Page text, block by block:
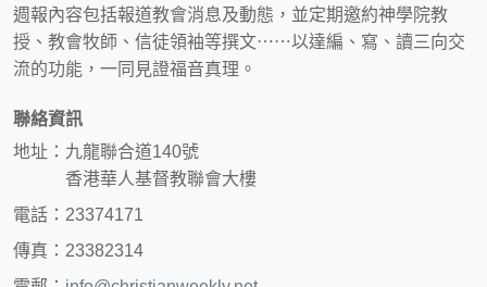
週報內容包括報道教會消息及動態，並定期邀約神學院教
授、教會牧師、信徒領袖等撰文⋯⋯以達編、寫、讀三向交
流的功能，一同見證福音真理。
聯絡資訊
地址：九龍聯合道140號
香港華人基督教聯會大樓
電話：23374171
傳真：23382314